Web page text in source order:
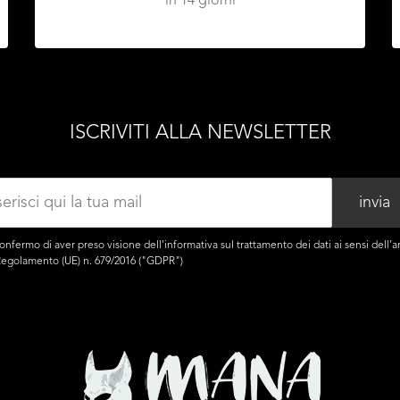
ISCRIVITI ALLA NEWSLETTER
di aver preso visione dell'informativa sul trattamento dei dati ai sensi
(UE) n. 679/2016 ("GDPR")